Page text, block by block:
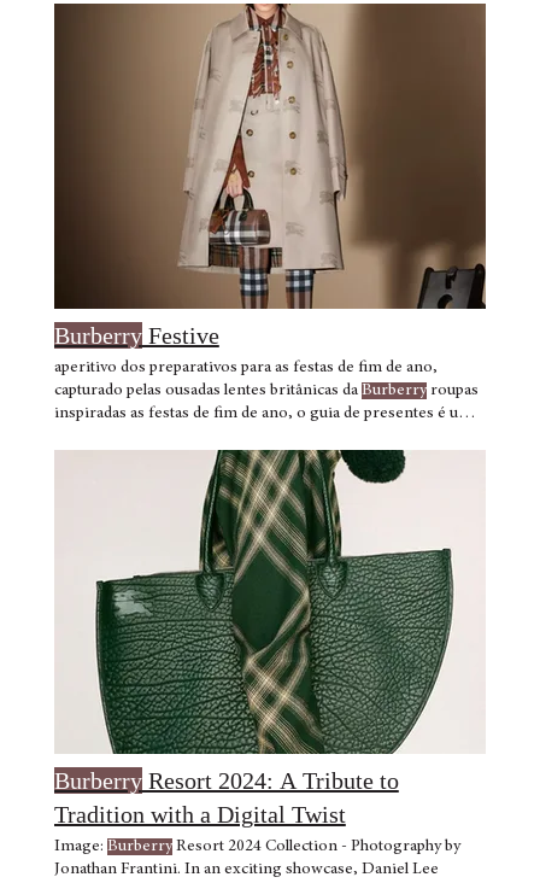
BurberryFestive
aperitivo dos preparativos para as festas de fim de ano,
capturado pelas ousadas lentes britânicas da Burberryroupas
inspiradas as festas de fim de ano, o guia de presentes é uma
BurberryResort 2024: A Tribute to
Tradition with a Digital Twist
Image: BurberryResort 2024 Collection - Photography by
Jonathan Frantini. In an exciting showcase, Daniel Lee